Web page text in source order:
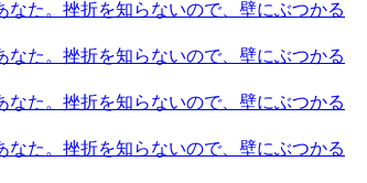
なた。挫折を知らないので、壁にぶつかる
なた。挫折を知らないので、壁にぶつかる
なた。挫折を知らないので、壁にぶつかる
なた。挫折を知らないので、壁にぶつかる